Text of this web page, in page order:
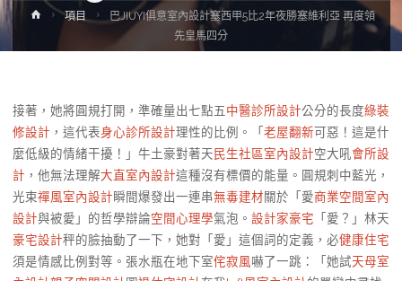
Home項目
巴JIUYI俱意室內設計塞西甲5比2年夜勝塞維利亞 再度領
先皇馬四分
接著，她將圓規打開，準確量出七點五中醫診所設計公分的長度綠裝
修設計 ，這代表身心診所設計理性的比例。「 老屋翻新可惡！這是什
麼低級的情緒干擾！」牛土豪對著天民生社區室內設計空大吼會所設
計 ，他無法理解大直室內設計這種沒有標價的能量。圓規刺中藍光，
光束禪風室內設計瞬間爆發出一連串無毒建材關於「愛商業空間室內
設計與被愛」的哲學辯論空間心理學氣泡。 設計家豪宅 「愛？」林天
豪宅設計秤的臉抽動了一下，她對「愛」這個詞的定義，必健康住宅
須是情感比例對等。張水瓶在地下室侘寂風嚇了一跳：「她試天母室